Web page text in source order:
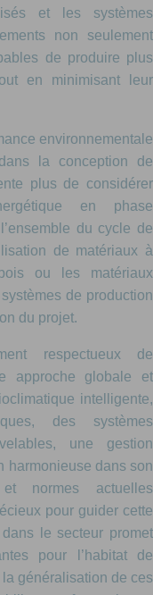
et les systèmes
non seulement
de produire plus
en minimisant leur
environnementale
la conception de
plus de considérer
en phase
du cycle de
de matériaux à
ou les matériaux
de production
du projet.
respectueux de
approche globale et
intelligente,
des systèmes
une gestion
harmonieuse dans son
et normes actuelles
pour guider cette
le secteur promet
pour l’habitat de
généralisation de ces